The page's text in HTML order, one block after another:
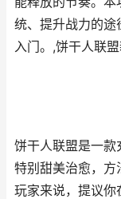
统、提升战力的途
入门。,饼干人联
饼干人联盟是一
特别甜美治愈，方
玩家来说，提议你